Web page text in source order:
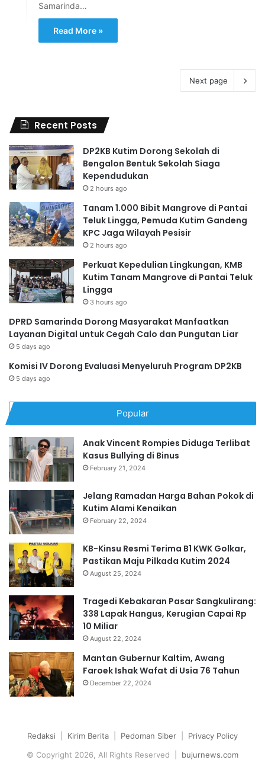
Samarinda…
Read More »
Next page
Recent Posts
DP2KB Kutim Dorong Sekolah di
Bengalon Bentuk Sekolah Siaga
Kependudukan
2 hours ago
Tanam 1.000 Bibit Mangrove di Pantai
Teluk Lingga, Pemuda Kutim Gandeng
KPC Jaga Wilayah Pesisir
2 hours ago
Perkuat Kepedulian Lingkungan, KMB
Kutim Tanam Mangrove di Pantai Teluk
Lingga
3 hours ago
DPRD Samarinda Dorong Masyarakat Manfaatkan
Layanan Digital untuk Cegah Calo dan Pungutan Liar
5 days ago
Komisi IV Dorong Evaluasi Menyeluruh Program DP2KB
5 days ago
Popular
Anak Vincent Rompies Diduga Terlibat
Kasus Bullying di Binus
February 21, 2024
Jelang Ramadan Harga Bahan Pokok di
Kutim Alami Kenaikan
February 22, 2024
KB-Kinsu Resmi Terima B1 KWK Golkar,
Pastikan Maju Pilkada Kutim 2024
August 25, 2024
Tragedi Kebakaran Pasar Sangkulirang:
338 Lapak Hangus, Kerugian Capai Rp
10 Miliar
August 22, 2024
Mantan Gubernur Kaltim, Awang
Faroek Ishak Wafat di Usia 76 Tahun
December 22, 2024
Redaksi Kirim Berita Pedoman Siber
Privacy Policy
© Copyright 2026, All Rights Reserved | bujurnews.com